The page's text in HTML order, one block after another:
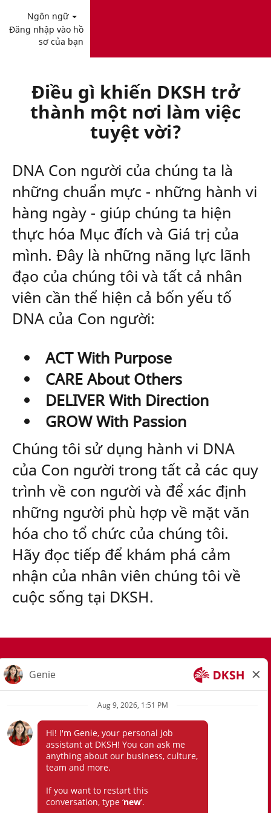
Ngôn ngữ
Đăng nhập vào hồ
sơ của bạn
Điều gì khiến DKSH trở
thành một nơi làm việc
tuyệt vời?
DNA Con người của chúng ta là
những chuẩn mực - những hành vi
hàng ngày - giúp chúng ta hiện
thực hóa Mục đích và Giá trị của
mình. Đây là những năng lực lãnh
đạo của chúng tôi và tất cả nhân
viên cần thể hiện cả bốn yếu tố
DNA của Con người:
ACT With Purpose
CARE About Others
DELIVER With Direction
GROW With Passion
Chúng tôi sử dụng hành vi DNA
của Con người trong tất cả các quy
trình về con người và để xác định
những người phù hợp về mặt văn
hóa cho tổ chức của chúng tôi.
Hãy đọc tiếp để khám phá cảm
nhận của nhân viên chúng tôi về
cuộc sống tại DKSH.
tham gia cộng đồng tài năng của chúng tôi
thông báo về quyền riêng tư
mẫu yêu cầu quyền riêng tư
uyên bố từ chối trách nhiệm tuyển dụng
điều khoản và điều kiện